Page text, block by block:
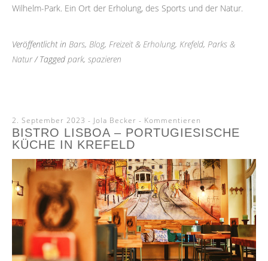
Wilhelm-Park. Ein Ort der Erholung, des Sports und der Natur.
Veröffentlicht in Bars, Blog, Freizeit & Erholung, Krefeld, Parks &
Natur / Tagged park, spazieren
2. September 2023 - Jola Becker Kommentieren
BISTRO LISBOA – PORTUGIESISCHE
KÜCHE IN KREFELD